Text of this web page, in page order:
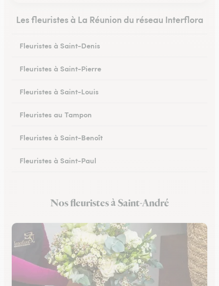
Les fleuristes à La Réunion du réseau Interflora
Fleuristes à Saint-Denis
Fleuristes à Saint-Pierre
Fleuristes à Saint-Louis
Fleuristes au Tampon
Fleuristes à Saint-Benoît
Fleuristes à Saint-Paul
Nos fleuristes à Saint-André